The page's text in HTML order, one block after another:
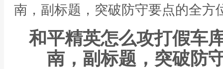
南，副标题，突破防守要点的全方
和平精英怎么攻打假车
南，副标题，突破防